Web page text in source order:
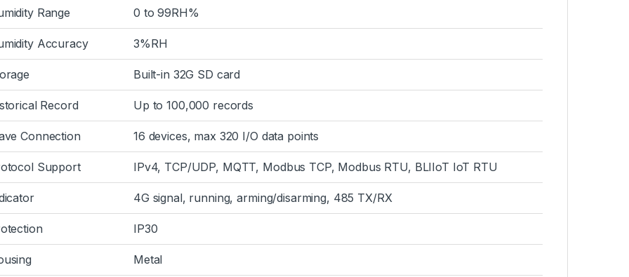
Range 0 to 99RH%
Accuracy 3%RH
Built-in 32G SD card
Record Up to 100,000 records
Connection 16 devices, max 320 I/O data points
Support IPv4, TCP/UDP, MQTT, Modbus TCP, Modbus RTU, BLIIoT IoT RTU
4G signal, running, arming/disarming, 485 TX/RX
IP30
Metal